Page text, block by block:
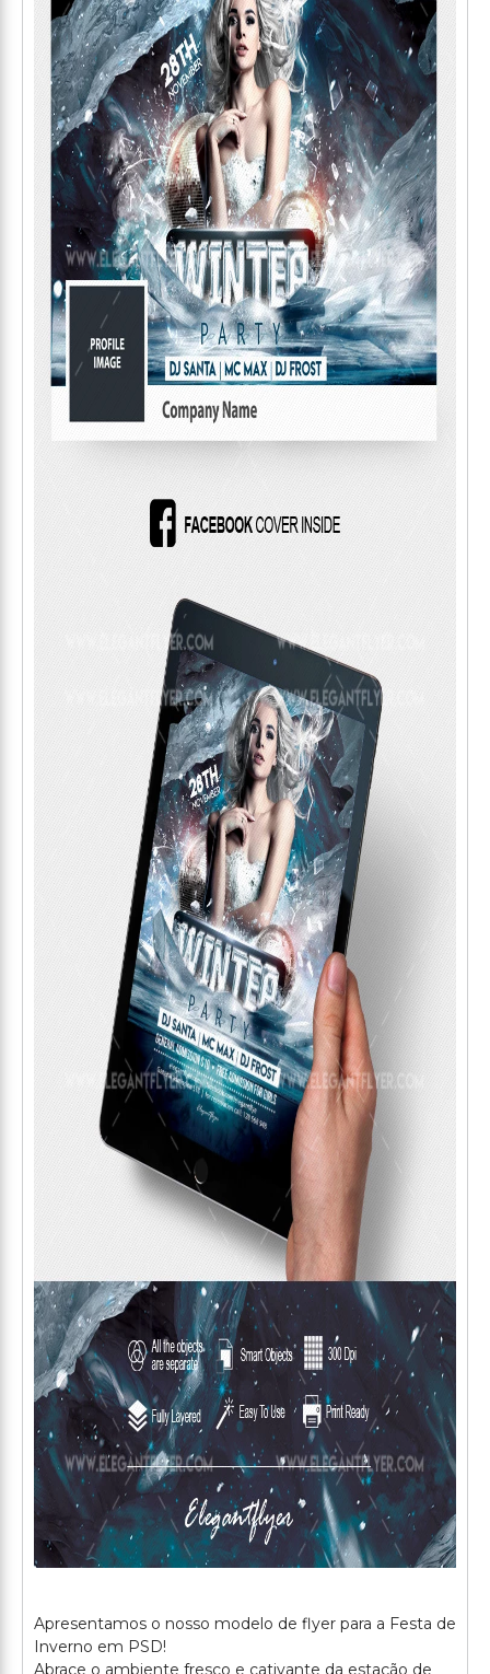
Apresentamos o nosso modelo de flyer para a Festa de
Inverno em PSD!
Abrace o ambiente fresco e cativante da estação de